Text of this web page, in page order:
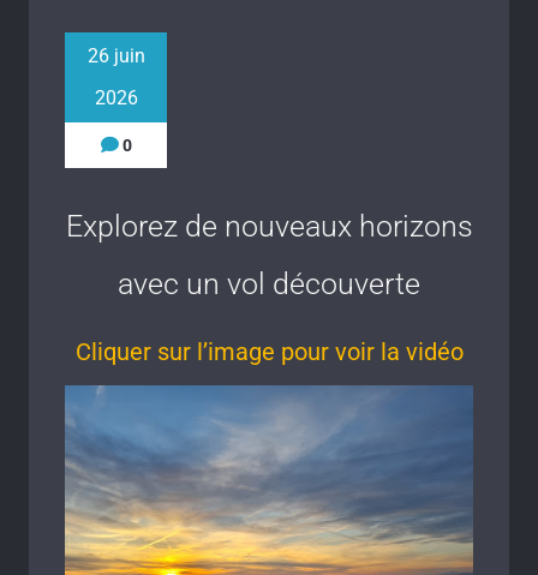
26 juin
2026
0
Explorez de nouveaux horizons
avec un vol découverte
Cliquer sur l’image pour voir la vidéo